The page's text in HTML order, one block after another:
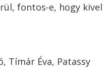
fontos-e, hogy kivel
Tímár Éva, Patassy